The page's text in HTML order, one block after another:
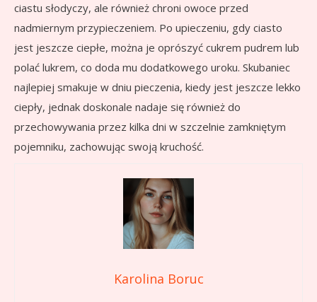
ciastu słodyczy, ale również chroni owoce przed
nadmiernym przypieczeniem. Po upieczeniu, gdy ciasto
jest jeszcze ciepłe, można je oprószyć cukrem pudrem lub
polać lukrem, co doda mu dodatkowego uroku. Skubaniec
najlepiej smakuje w dniu pieczenia, kiedy jest jeszcze lekko
ciepły, jednak doskonale nadaje się również do
przechowywania przez kilka dni w szczelnie zamkniętym
pojemniku, zachowując swoją kruchość.
Karolina Boruc